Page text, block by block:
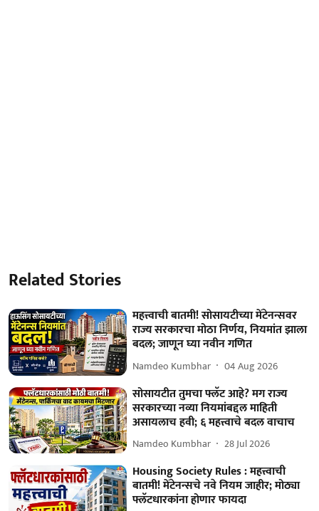
Related Stories
महत्त्वाची बातमी! सोसायटीच्या मेंटेनन्सवर
राज्य सरकारचा मोठा निर्णय, नियमांत झाला
बदल; जाणून घ्या नवीन गणित
Namdeo Kumbhar 04 Aug 2026
सोसायटीत तुमचा फ्लॅट आहे? मग राज्य
सरकारच्या नव्या नियमांबद्दल माहिती
असायलाच हवी; ६ महत्त्वाचे बदल वाचाच
Namdeo Kumbhar 28 Jul 2026
Housing Society Rules : महत्त्वाची
बातमी! मेंटेनन्सचे नवे नियम जाहीर; मोठ्या
फ्लॅटधारकांना होणार फायदा